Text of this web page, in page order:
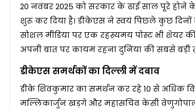
20 नवंबर 2025 को सरकार के ढाई साल पूरे
शुरू कर दिया है। डीकेएस ने स्वयं पिछले कुछ
सोशल मीडिया पर एक रहस्यमय पोस्ट भी शेयर की,
अपनी बात पर कायम रहना दुनिया की सबसे
डीकेएस समर्थकों का दिल्ली में दबाव
डीके शिवकुमार का समर्थन कर रहे 10 से अधिक
मल्लिकार्जुन खड़गे और महासचिव केसी